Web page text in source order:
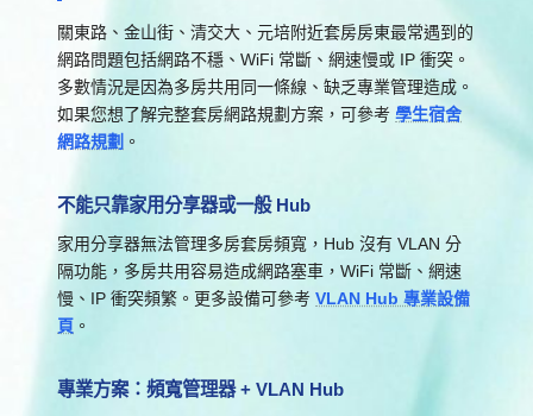
關東路、金山街、清交大、元培附近套房房東最常遇到的
網路問題包括網路不穩、WiFi 常斷、網速慢或 IP 衝突。
多數情況是因為多房共用同一條線、缺乏專業管理造成。
如果您想了解完整套房網路規劃方案，可參考 學生宿舍
網路規劃 。
不能只靠家用分享器或一般 Hub
家用分享器無法管理多房套房頻寬，Hub 沒有 VLAN 分
隔功能，多房共用容易造成網路塞車，WiFi 常斷、網速
慢、IP 衝突頻繁。更多設備可參考 VLAN Hub 專業設備
頁 。
專業方案：頻寬管理器 + VLAN Hub